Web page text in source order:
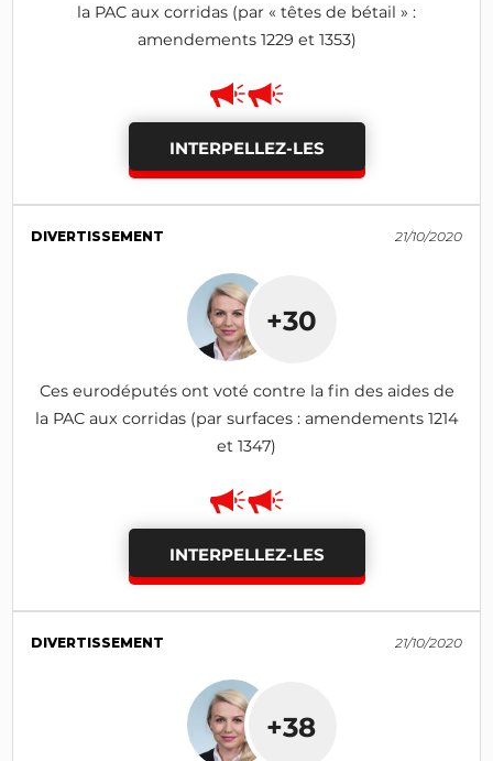
la PAC aux corridas (par « têtes de bétail » :
amendements 1229 et 1353)
INTERPELLEZ-LES
DIVERTISSEMENT 21/10/2020
+30
Ces eurodéputés ont voté contre la fin des aides de
la PAC aux corridas (par surfaces : amendements 1214
et 1347)
INTERPELLEZ-LES
DIVERTISSEMENT 21/10/2020
+38